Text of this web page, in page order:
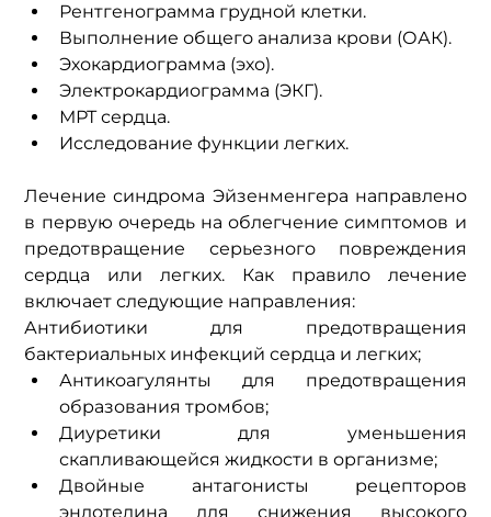
Рентгенограмма грудной клетки.
Выполнение общего анализа крови (ОАК).
Эхокардиограмма (эхо).
Электрокардиограмма (ЭКГ).
МРТ сердца.
Исследование функции легких.
Лечение синдрома Эйзенменгера направлено
в первую очередь на облегчение симптомов и
предотвращение серьезного повреждения
сердца или легких. Как правило лечение
включает следующие направления:
Антибиотики для предотвращения
бактериальных инфекций сердца и легких;
Антикоагулянты для предотвращения
образования тромбов;
Диуретики для уменьшения
скапливающейся жидкости в организме;
Двойные антагонисты рецепторов
эндотелина для снижения высокого